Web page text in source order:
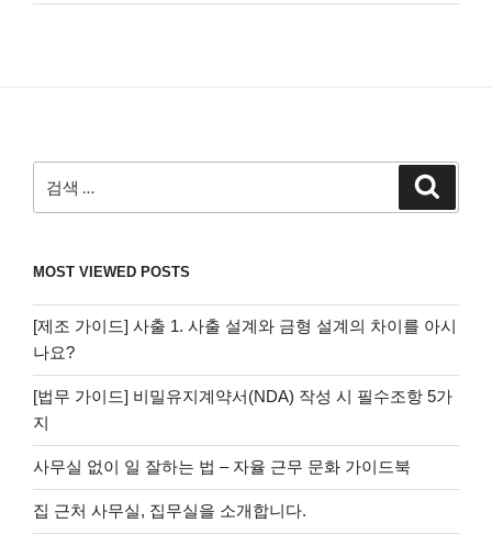
색:
MOST VIEWED POSTS
[제조 가이드] 사출 1. 사출 설계와 금형 설계의 차이를 아시
나요?
[법무 가이드] 비밀유지계약서(NDA) 작성 시 필수조항 5가
지
사무실 없이 일 잘하는 법 – 자율 근무 문화 가이드북
집 근처 사무실, 집무실을 소개합니다.